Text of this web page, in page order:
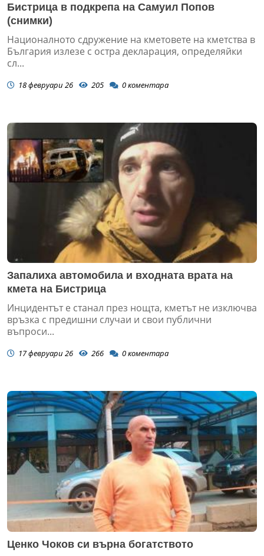
Бистрица в подкрепа на Самуил Попов
(снимки)
Националното сдружение на кметовете на кметства в
България излезе с остра декларация, определяйки
сл...
18 февруари 26 205 0коментара
Запалиха автомобила и входната врата на
кмета на Бистрица
Инцидентът е станал през нощта, кметът не изключва
връзка с предишни случаи и свои публични
въпроси...
17 февруари 26 266 0коментара
Ценко Чоков си върна богатството